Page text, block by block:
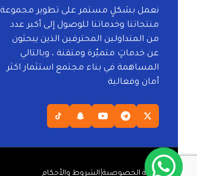
نعمل بشكلٍ مستمر على تطوير مجموعة
منتجاتنا وخدماتنا للوصول إلى أكبر عدد
من المتداولين المحترفين الذين يبحثون
عن خدماتٍ متميّرة ومتقنة ، وبالتالي
المساهمة في بناء مجتمع استثمار اكثر
أمان وفعالية
سياسة الخصوصية الشروط والأحكام